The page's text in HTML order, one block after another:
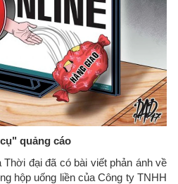
quảng cáo
đại đã có bài viết phản ánh về
hộp uống liền của Công ty TNHH